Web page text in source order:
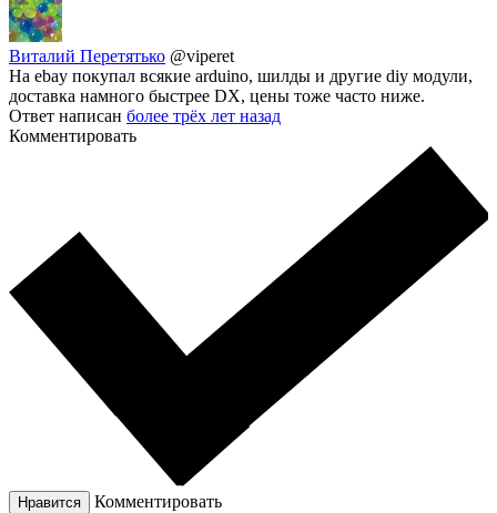
Виталий Перетятько @viperet
На ebay покупал всякие arduino, шилды и другие diy модули,
доставка намного быстрее DX, цены тоже часто ниже.
Ответ написан более трёх лет назад
Комментировать
Нравится Комментировать